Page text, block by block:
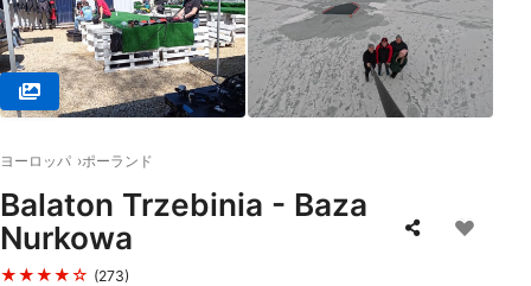
ヨーロッパ ポーランド
Balaton Trzebinia - Baza
Nurkowa
★★★★☆ (273)